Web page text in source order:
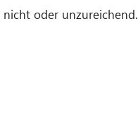
oder unzureichend.